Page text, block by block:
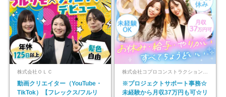
株式会社ＯＬＣ
動画クリエイター（YouTube・
TikTok）【フレックス/フルリ
※プロジェクトサポート事務☆
未経験から月収37万円も可☆リ